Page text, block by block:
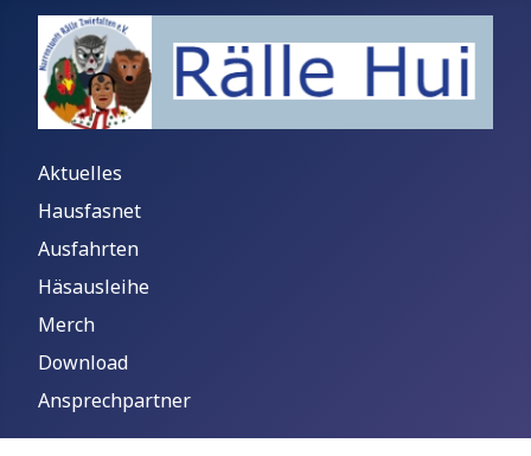
Aktuelles
Hausfasnet
Ausfahrten
Häsausleihe
Merch
Download
Ansprechpartner